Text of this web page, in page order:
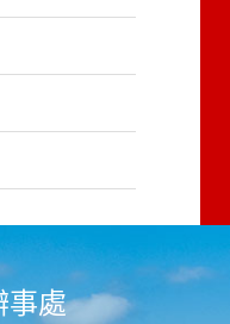
事處